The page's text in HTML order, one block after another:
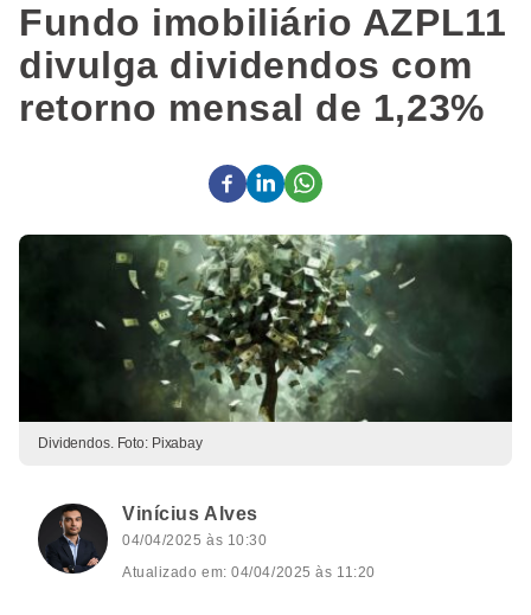
Fundo imobiliário AZPL11
divulga dividendos com
retorno mensal de 1,23%
Dividendos. Foto: Pixabay
Vinícius Alves
04/04/2025 às 10:30
Atualizado em: 04/04/2025 às 11:20